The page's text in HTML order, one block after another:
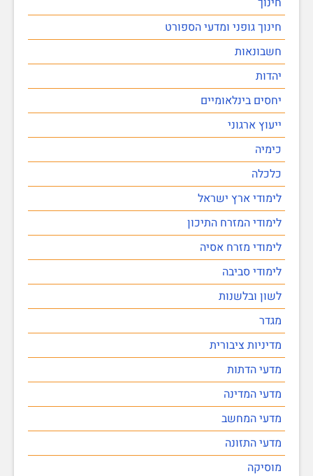
חינוך גופני ומדעי הספורט
חשבונאות
יהדות
יחסים בינלאומיים
ייעוץ ארגוני
כימיה
כלכלה
לימודי ארץ ישראל
לימודי המזרח התיכון
לימודי מזרח אסיה
לימודי סביבה
לשון ובלשנות
מגדר
מדיניות ציבורית
מדעי הדתות
מדעי המדינה
מדעי המחשב
מדעי התזונה
מוסיקה